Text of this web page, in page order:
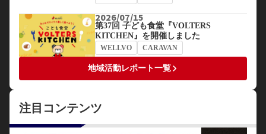
2026/07/15
第37回 子ども食堂『VOLTERS
KITCHEN』を開催しました
WELLVO CARAVAN
地域活動レポート一覧keyboard_arrow_right
注目コンテンツ